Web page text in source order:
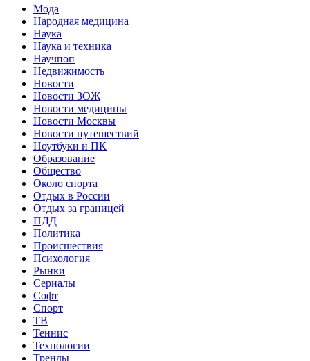
Мода
Народная медицина
Наука
Наука и техника
Научпоп
Недвижимость
Новости
Новости ЗОЖ
Новости медицины
Новости Москвы
Новости путешествий
Ноутбуки и ПК
Образование
Общество
Около спорта
Отдых в России
Отдых за границей
ПДД
Политика
Происшествия
Психология
Рынки
Сериалы
Софт
Спорт
ТВ
Теннис
Технологии
Тренды